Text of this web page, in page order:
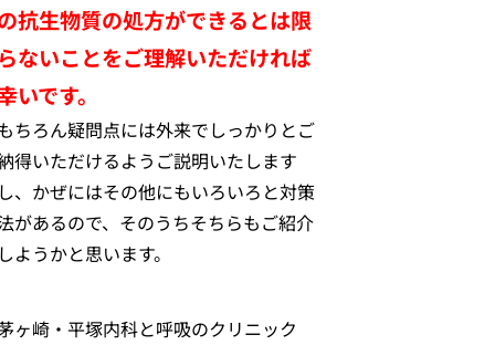
抗生物質の処方ができるとは限
ないことをご理解いただければ
いです。
ちろん疑問点には外来でしっかりとご
得いただけるようご説明いたします
、かぜにはその他にもいろいろと対策
があるので、そのうちそちらもご紹介
ようかと思います。
ヶ崎・平塚内科と呼吸のクリニック